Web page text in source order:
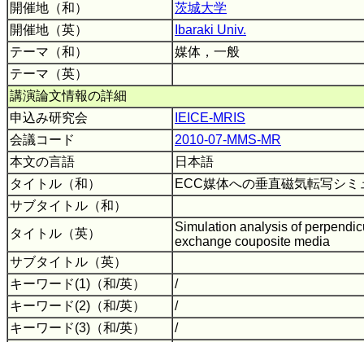
開催地（和）
茨城大学
開催地（英）
Ibaraki Univ.
テーマ（和）
媒体，一般
テーマ（英）
講演論文情報の詳細
申込み研究会
IEICE-MRIS
会議コード
2010-07-MMS-MR
本文の言語
日本語
タイトル（和）
ECC媒体への垂直磁気転写シ
サブタイトル（和）
タイトル（英）
Simulation analysis of
exchange couposite media
サブタイトル（英）
キーワード(1)（和/英）
/
キーワード(2)（和/英）
/
キーワード(3)（和/英）
/